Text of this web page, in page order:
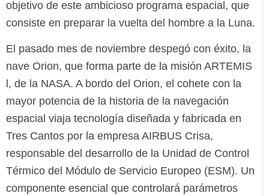
objetivo de este ambicioso programa espacial, que
consiste en preparar la vuelta del hombre a la Luna.
El pasado mes de noviembre despegó con éxito, la
nave Orion, que forma parte de la misión ARTEMIS
l, de la NASA. A bordo del Orion, el cohete con la
mayor potencia de la historia de la navegación
espacial viaja tecnología diseñada y fabricada en
Tres Cantos por la empresa AIRBUS Crisa,
responsable del desarrollo de la Unidad de Control
Térmico del Módulo de Servicio Europeo (ESM). Un
componente esencial que controlará parámetros